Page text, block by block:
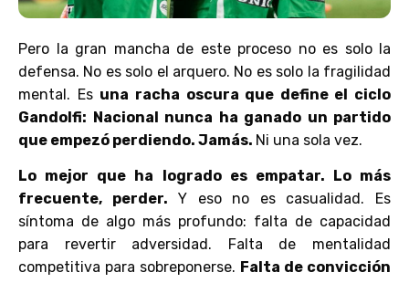
Pero la gran mancha de este proceso no es solo la
defensa. No es solo el arquero. No es solo la fragilidad
mental. Es una racha oscura que define el ciclo
Gandolfi: Nacional nunca ha ganado un partido
que empezó perdiendo. Jamás. Ni una sola vez.
Lo mejor que ha logrado es empatar. Lo más
frecuente, perder. Y eso no es casualidad. Es
síntoma de algo más profundo: falta de capacidad
para revertir adversidad. Falta de mentalidad
competitiva para sobreponerse. Falta de convicción